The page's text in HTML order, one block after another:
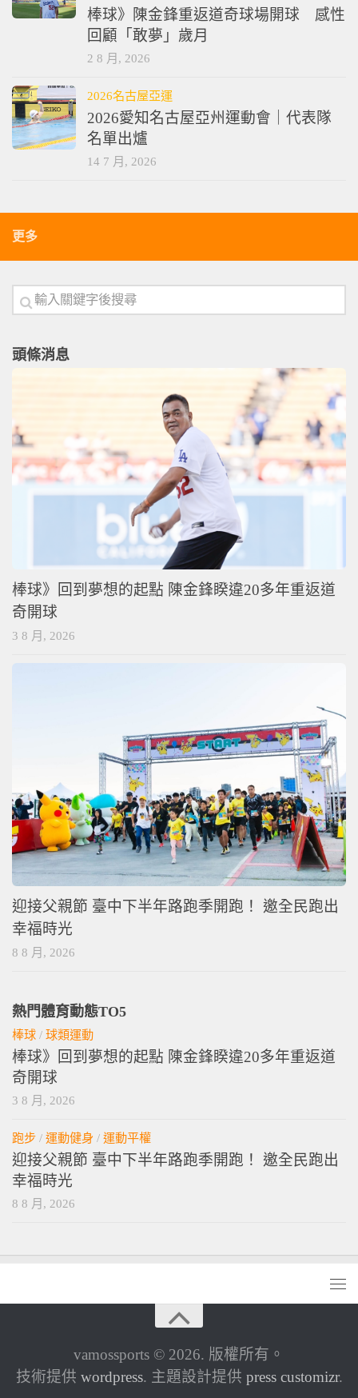
棒球》陳金鋒重返道奇球場開球 感性
回顧「敢夢」歲月
2 8 月, 2026
2026名古屋亞運
2026愛知名古屋亞州運動會｜代表隊
名單出爐
14 7 月, 2026
更多
頭條消息
棒球》回到夢想的起點 陳金鋒睽違20多年重返道
奇開球
3 8 月, 2026
迎接父親節 臺中下半年路跑季開跑！ 邀全民跑出
幸福時光
8 8 月, 2026
熱門體育動態TO5
棒球 / 球類運動
棒球》回到夢想的起點 陳金鋒睽違20多年重返道
奇開球
3 8 月, 2026
跑步 / 運動健身 / 運動平權
迎接父親節 臺中下半年路跑季開跑！ 邀全民跑出
幸福時光
8 8 月, 2026
vamossports © 2026. 版權所有。
技術提供 wordpress. 主題設計提供 press customizr.